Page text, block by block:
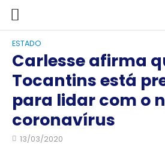
ESTADO
Carlesse afirma
Tocantins está
para lidar com o
coronavírus
13/03/2020